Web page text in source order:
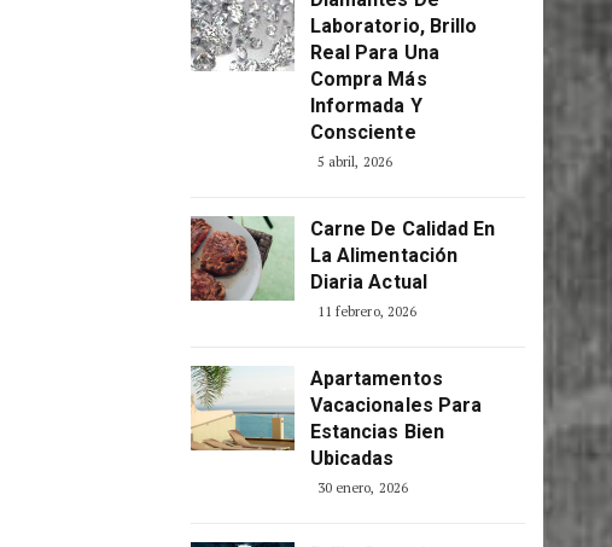
Laboratorio, Brillo
Real Para Una
Compra Más
Informada Y
Consciente
5 abril, 2026
Carne De Calidad En
La Alimentación
Diaria Actual
11 febrero, 2026
Apartamentos
Vacacionales Para
Estancias Bien
Ubicadas
30 enero, 2026